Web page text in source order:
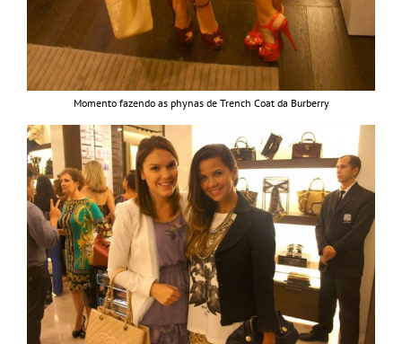
Momento fazendo as phynas de Trench Coat da Burberry